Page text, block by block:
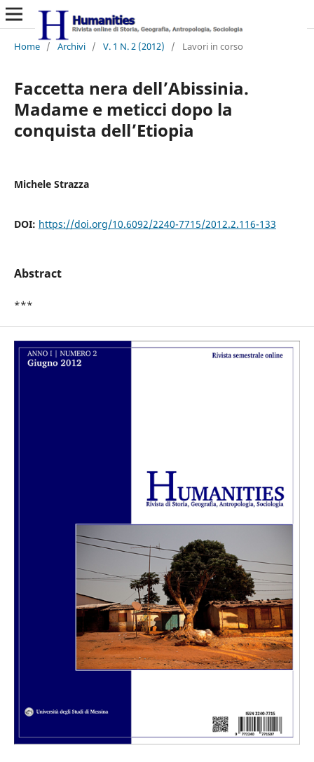
Home / Archivi / V. 1 N. 2 (2012) / Lavori in corso
Faccetta nera dell’Abissinia.
Madame e meticci dopo la
conquista dell’Etiopia
Michele Strazza
DOI: https://doi.org/10.6092/2240-7715/2012.2.116-133
Abstract
***